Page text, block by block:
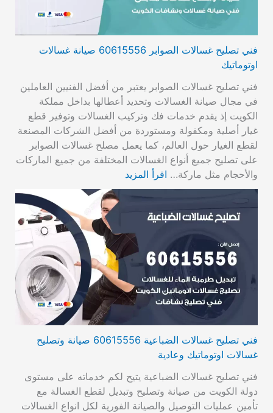
فني تصليح غسالات الصوابر 60615556 صيانة غسالات
اوتوماتيك
فني تصليح غسالات الصوابر يعتبر من أفضل الفنيين العاملين
في مجال صيانة الغسالات وتحديد أعطالها بداخل مملكة
الكويت إذ يقدم خدمات فك وتركيب الغسالات وتوفير قطع
غيار أصلية ومكفولة ومستوردة من أفضل الشركات المصنعة
لقطع الغيار حول العالم، كما يعمل مصلح غسالات الصوابر
على تصليح جميع أنواع الغسالات المختلفة من جميع الماركات
والأحجام مثل ماركة… اقرأ المزيد
فني تصليح غسالات الضباعية 60615556 صيانة وتصليح
غسالات اوتوماتيك وعادية
فني تصليح غسالات الضباعية يتيح لكم خدماته على مستوى
دولة الكويت من صيانة وتصليح وتبديل لقطع الغسالة مع
تأمين عمليات التوصيل والصيانة الفورية لكل انواع الغسالات